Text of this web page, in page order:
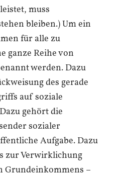
muss
bleiben.) Um ein
für alle zu
ganze Reihe von
werden. Dazu
des gerade
auf soziale
gehört die
sozialer
Aufgabe. Dazu
zur Verwirklichung
Grundeinkommens –